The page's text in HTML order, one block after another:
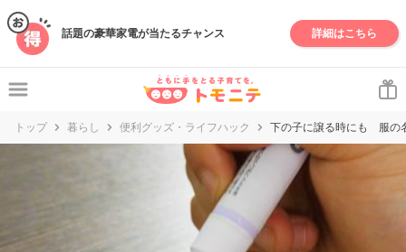
話題の豪華家電が当たるチャンス 詳細はこちら
トップ 暮らし 便利グッズ・ライフハック 下の子に譲る時にも 服の